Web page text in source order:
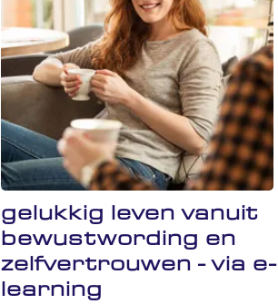
gelukkig leven vanuit
bewustwording en
zelfvertrouwen - via e-
learning